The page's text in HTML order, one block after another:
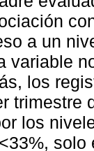
a un
variable
los
trimestre
los